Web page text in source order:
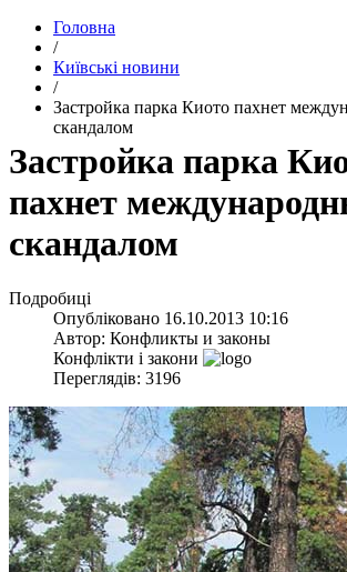
Головна
/
Київські новини
/
Застройка парка Киото пахнет
скандалом
Застройка парка
пахнет
скандалом
Подробиці
Опубліковано 16.10.2013 10:16
Автор: Конфликты и законы
Конфлікти і закони
Переглядів: 3196